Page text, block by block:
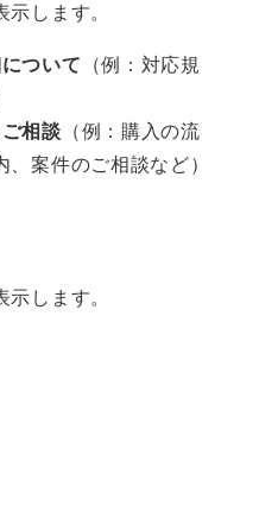
します。
ついて （例：対応規
相談 （例：購入の流
案件のご相談など）
します。